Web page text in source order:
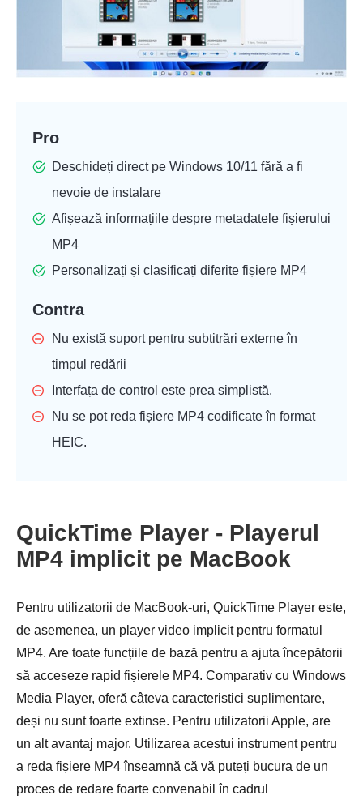
Pro
Deschideți direct pe Windows 10/11 fără a fi
nevoie de instalare
Afișează informațiile despre metadatele fișierului
MP4
Personalizați și clasificați diferite fișiere MP4
Contra
Nu există suport pentru subtitrări externe în
timpul redării
Interfața de control este prea simplistă.
Nu se pot reda fișiere MP4 codificate în format
HEIC.
QuickTime Player - Playerul
MP4 implicit pe MacBook
Pentru utilizatorii de MacBook-uri, QuickTime Player este,
de asemenea, un player video implicit pentru formatul
MP4. Are toate funcțiile de bază pentru a ajuta începătorii
să acceseze rapid fișierele MP4. Comparativ cu Windows
Media Player, oferă câteva caracteristici suplimentare,
deși nu sunt foarte extinse. Pentru utilizatorii Apple, are
un alt avantaj major. Utilizarea acestui instrument pentru
a reda fișiere MP4 înseamnă că vă puteți bucura de un
proces de redare foarte convenabil în cadrul